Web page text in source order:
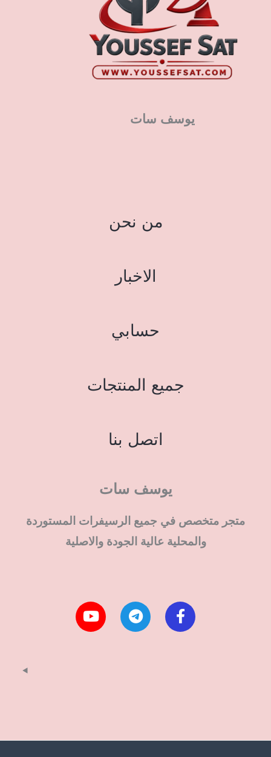
يوسف سات
من نحن
الاخبار
حسابي
جميع المنتجات
اتصل بنا
يوسف سات
متجر متخصص في جميع الرسيفرات المستوردة
والمحلية عالية الجودة والاصلية